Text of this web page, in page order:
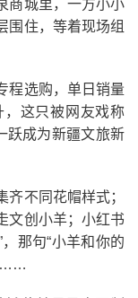
商城里，一方小小
围住，等着现场组
程选购，单日销量
这只被网友戏称
跃成为新疆文旅新
不同花帽样式；
文创小羊；小红书
那句“小羊和你的
……